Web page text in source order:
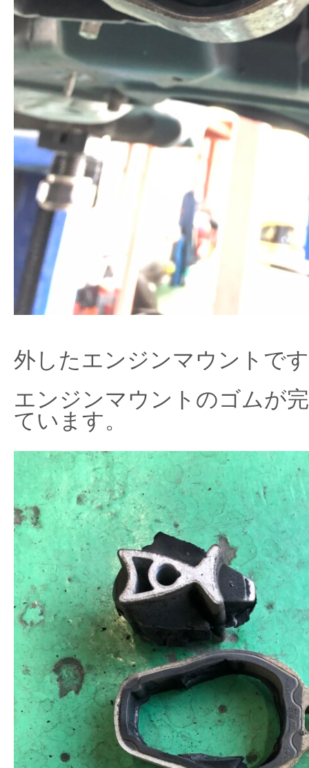
外したエンジンマウントで
エンジンマウントのゴムが
ています。